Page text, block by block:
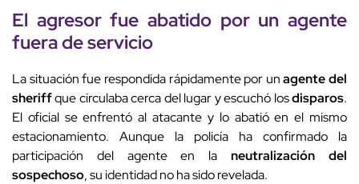
El agresor fue abatido por un agente
fuera de servicio
La situación fue respondida rápidamente por unagente del
sheriffque circulaba cerca del lugar y escuchó losdisparos.
El oficial se enfrentó al atacante y lo abatió en el mismo
estacionamiento. Aunque la policía ha confirmado la
participación del agente en laneutralización del
sospechoso, su identidad no ha sido revelada.